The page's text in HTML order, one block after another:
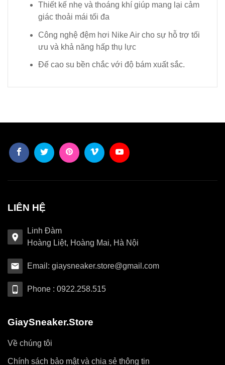
Thiết kế nhẹ và thoáng khí giúp mang lại cảm
giác thoải mái tối đa
Công nghệ đệm hơi Nike Air cho sự hỗ trợ tối
ưu và khả năng hấp thụ lực
Đế cao su bền chắc với độ bám xuất sắc.
LIÊN HỆ
Linh Đàm
Hoàng Liệt, Hoàng Mai, Hà Nội
Email: giaysneaker.store@gmail.com
Phone : 0922.258.515
GiaySneaker.Store
Về chúng tôi
Chính sách bảo mật và chia sẻ thông tin